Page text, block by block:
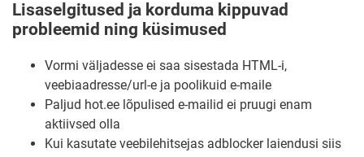
Lisaselgitused ja korduma kippuvad
probleemid ning küsimused
Vormi väljadesse ei saa sisestada HTML-i,
veebiaadresse/url-e ja poolikuid e-maile
Paljud hot.ee lõpulised e-mailid ei pruugi enam
aktiivsed olla
Kui kasutate veebilehitsejas adblocker laiendusi siis